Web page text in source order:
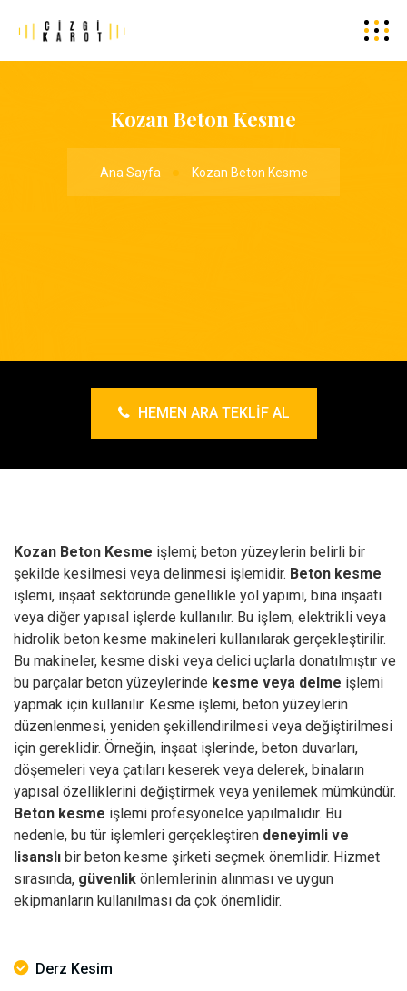
Kozan Beton Kesme
Ana Sayfa Kozan Beton Kesme
HEMEN ARA TEKLIF AL
Kozan Beton Kesme işlemi; beton yüzeylerin belirli bir
şekilde kesilmesi veya delinmesi işlemidir. Beton kesme
işlemi, inşaat sektöründe genellikle yol yapımı, bina inşaatı
veya diğer yapısal işlerde kullanılır. Bu işlem, elektrikli veya
hidrolik beton kesme makineleri kullanılarak gerçekleştirilir.
Bu makineler, kesme diski veya delici uçlarla donatılmıştır ve
bu parçalar beton yüzeylerinde kesme veya delme işlemi
yapmak için kullanılır. Kesme işlemi, beton yüzeylerin
düzenlenmesi, yeniden şekillendirilmesi veya değiştirilmesi
için gereklidir. Örneğin, inşaat işlerinde, beton duvarları,
döşemeleri veya çatıları keserek veya delerek, binaların
yapısal özelliklerini değiştirmek veya yenilemek mümkündür.
Beton kesme işlemi profesyonelce yapılmalıdır. Bu
nedenle, bu tür işlemleri gerçekleştiren deneyimli ve
lisanslı bir beton kesme şirketi seçmek önemlidir. Hizmet
sırasında, güvenlik önlemlerinin alınması ve uygun
ekipmanların kullanılması da çok önemlidir.
Derz Kesim